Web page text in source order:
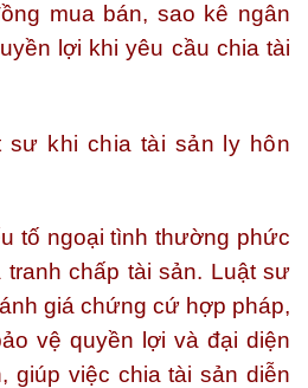
mua bán, sao kê ngân
lợi khi yêu cầu chia tài
sư khi chia tài sản ly hôn
tố ngoại tình thường phức
chấp tài sản. Luật sư
giá chứng cứ hợp pháp,
vệ quyền lợi và đại diện
giúp việc chia tài sản diễn